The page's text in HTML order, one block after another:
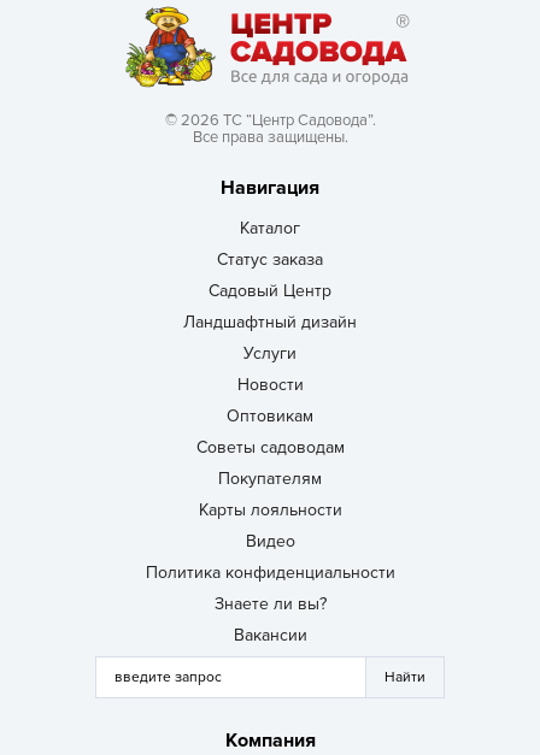
© 2026 ТС “Центр Садовода”.
Все права защищены.
Навигация
Каталог
Статус заказа
Садовый Центр
Ландшафтный дизайн
Услуги
Новости
Оптовикам
Советы садоводам
Покупателям
Карты лояльности
Видео
Политика конфиденциальности
Знаете ли вы?
Вакансии
Компания